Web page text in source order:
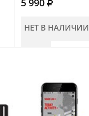
5 990
НЕТ В НАЛИЧИИ